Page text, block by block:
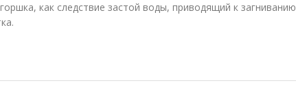
как следствие застой воды, приводящий к загниванию